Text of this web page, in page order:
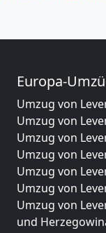
Europa-
Umzug von
Umzug von
Umzug von
Umzug von
Umzug von
Umzug von
Umzug von
und